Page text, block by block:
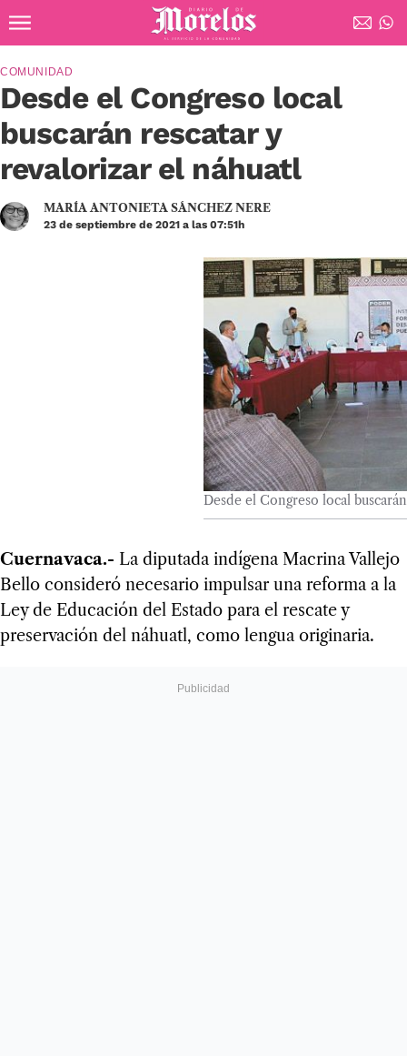
Diario de Morelos
Desde el Congreso local
buscarán rescatar y
revalorizar el náhuatl
COMUNIDAD
MARÍA ANTONIETA SÁNCHEZ NERE
23 de septiembre de 2021 a las 07:51h
Desde el Congreso local
Cuernavaca.- La diputada indígena Macrina Vallejo
Bello consideró necesario impulsar una reforma a la
Ley de Educación del Estado para el rescate y
preservación del náhuatl, como lengua originaria.